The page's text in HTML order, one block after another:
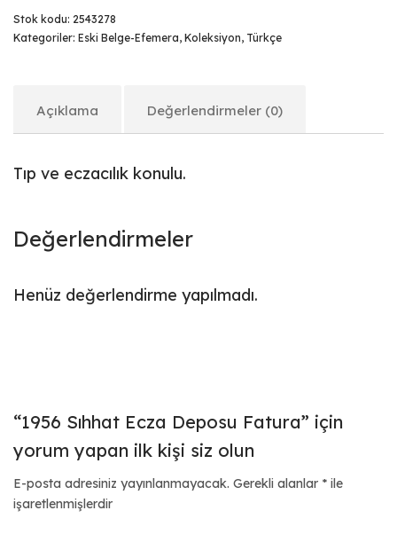
Stok kodu: 2543278
Kategoriler: Eski Belge-Efemera, Koleksiyon, Türkçe
Açıklama Değerlendirmeler (0)
Tıp ve eczacılık konulu.
Değerlendirmeler
Henüz değerlendirme yapılmadı.
“1956 Sıhhat Ecza Deposu Fatura” için
yorum yapan ilk kişi siz olun
E-posta adresiniz yayınlanmayacak. Gerekli alanlar * ile
işaretlenmişlerdir